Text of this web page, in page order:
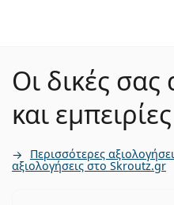
Οι δικές σας
και εμπειρίες
Περισσότερες
αξιολογήσεις στο Skroutz.gr